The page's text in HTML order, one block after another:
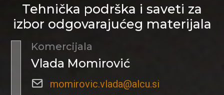
Tehnička podrška i saveti za
izbor odgovarajućeg materijala
Komercijala
Vlada Momirović
momirovic.vlada@alcu.si